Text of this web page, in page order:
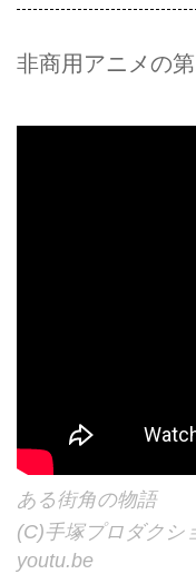
非商用アニメの
ある街角の物語
(C)手塚プロダクシ
youtu.be